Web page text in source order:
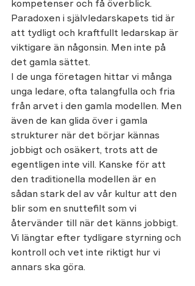
kompetenser och få överblick.
Paradoxen i självledarskapets tid är
att tydligt och kraftfullt ledarskap är
viktigare än någonsin. Men inte på
det gamla sättet.
I de unga företagen hittar vi många
unga ledare, ofta talangfulla och fria
från arvet i den gamla modellen. Men
även de kan glida över i gamla
strukturer när det börjar kännas
jobbigt och osäkert, trots att de
egentligen inte vill. Kanske för att
den traditionella modellen är en
sådan stark del av vår kultur att den
blir som en snuttefilt som vi
återvänder till när det känns jobbigt.
Vi längtar efter tydligare styrning och
kontroll och vet inte riktigt hur vi
annars ska göra.